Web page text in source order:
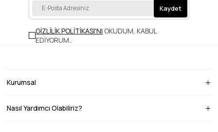
Kaydet
GİZLİLİK POLİTİKASI'NI OKUDUM, KABUL
EDİYORUM..
Kurumsal
Nasıl Yardımcı Olabiliriz?